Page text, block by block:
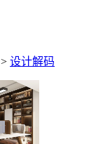
> 设计解码